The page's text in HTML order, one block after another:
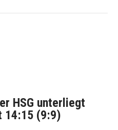
HSG unterliegt
14:15 (9:9)